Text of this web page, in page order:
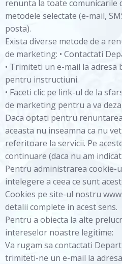
renunta la toate comunicarile
metodele selectate (e-mail,
posta).
Exista diverse metode de a
de marketing: • Contactati
• Trimiteti un e-mail la adresa
pentru instructiuni.
• Faceti clic pe link-ul de la
de marketing pentru a va
Daca optati pentru
aceasta nu inseamna ca nu
referitoare la servicii. Pe
continuare (daca nu am
Pentru administrarea cookie-
intelegere a ceea ce sunt
Cookies pe site-ul nostru
detalii complete in acest sens.
Pentru a obiecta la alte
intereselor noastre legitime:
Va rugam sa contactati
trimiteti-ne un e-mail la